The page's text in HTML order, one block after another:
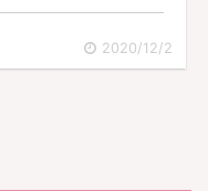
2020/12/2